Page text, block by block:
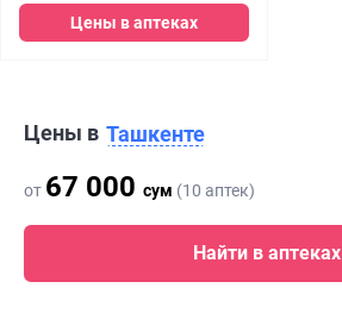
Цены в аптеках
Цены в Ташкенте
от 67 000 сум (10 аптек)
Найти в аптеках